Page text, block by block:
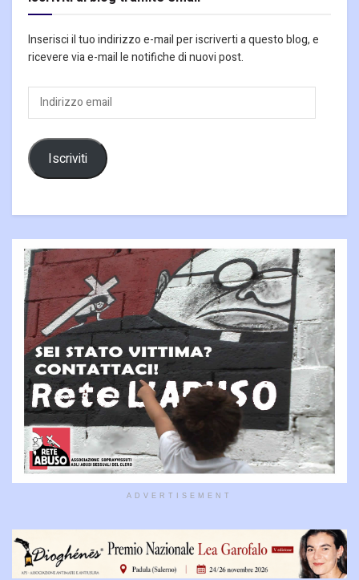
Inserisci il tuo indirizzo e-mail per iscriverti a questo blog, e
ricevere via e-mail le notifiche di nuovi post.
Indirizzo
email
Iscriviti
ADVERTISEMENT